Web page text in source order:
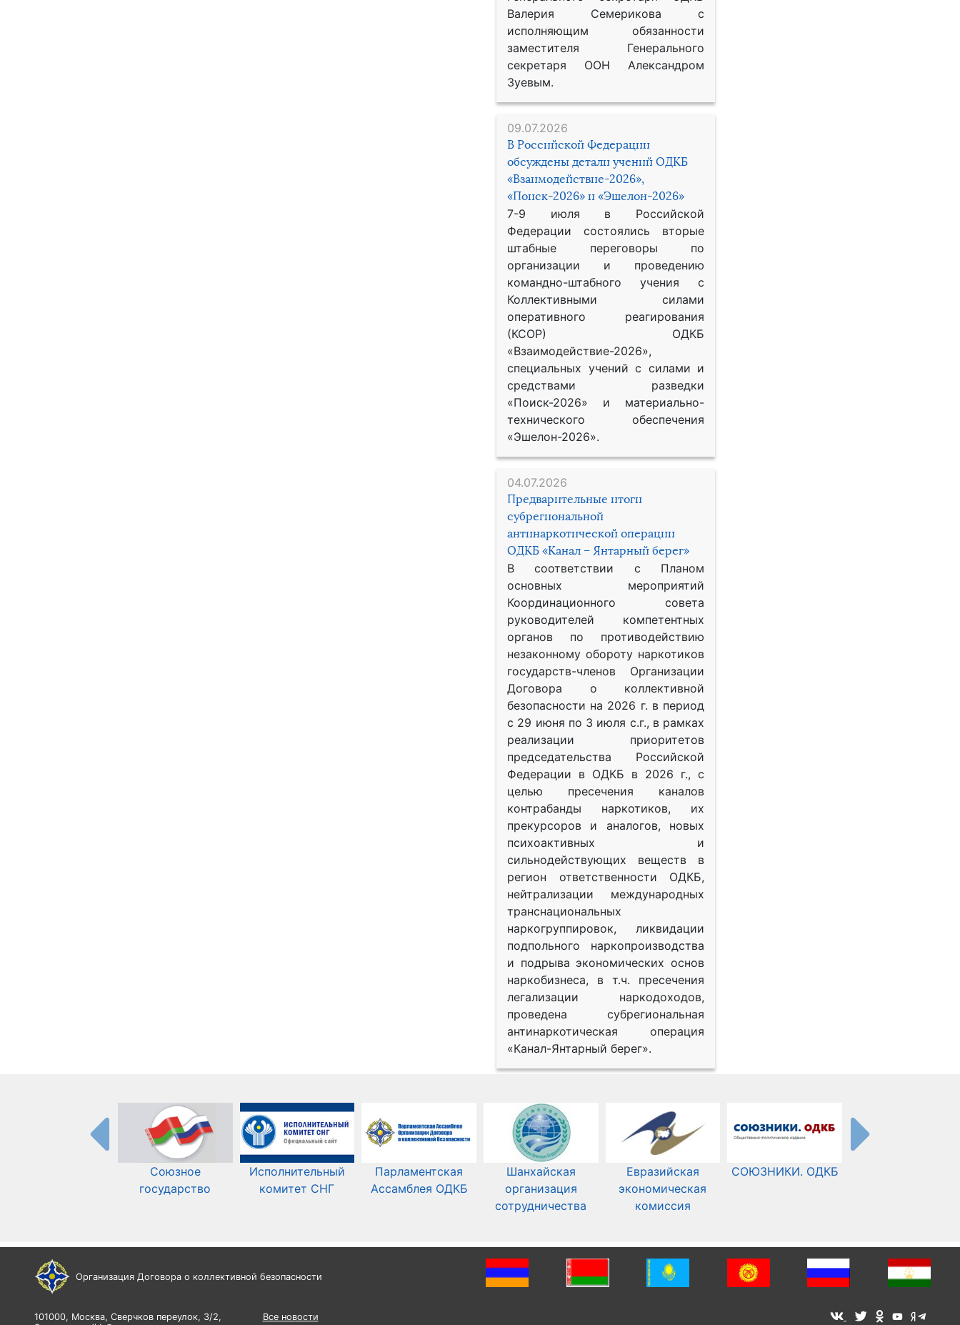
Валерия Семерикова с
исполняющим обязанности
заместителя Генерального
секретаря ООН Александром
Зуевым.
09.07.2026
В Российской Федерации
обсуждены детали учений ОДКБ
«Взаимодействие-2026»,
«Поиск-2026» и «Эшелон-2026»
7-9 июля в Российской
Федерации состоялись вторые
штабные переговоры по
организации и проведению
командно-штабного учения с
Коллективными силами
оперативного реагирования
(КСОР) ОДКБ
«Взаимодействие-2026»,
специальных учений с силами и
средствами разведки
«Поиск-2026» и материально-
технического обеспечения
«Эшелон-2026».
04.07.2026
Предварительные итоги
субрегиональной
антинаркотической операции
ОДКБ «Канал – Янтарный берег»
В соответствии с Планом
основных мероприятий
Координационного совета
руководителей компетентных
органов по противодействию
незаконному обороту наркотиков
государств-членов Организации
Договора о коллективной
безопасности на 2026 г. в период
с 29 июня по 3 июля с.г., в рамках
реализации приоритетов
председательства Российской
Федерации в ОДКБ в 2026 г., с
целью пресечения каналов
контрабанды наркотиков, их
прекурсоров и аналогов, новых
психоактивных и
сильнодействующих веществ в
регион ответственности ОДКБ,
нейтрализации международных
транснациональных
наркогруппировок, ликвидации
подпольного наркопроизводства
и подрыва экономических основ
наркобизнеса, в т.ч. пресечения
легализации наркодоходов,
проведена субрегиональная
антинаркотическая операция
«Канал-Янтарный берег».
Союзное
государство
Исполнительный
комитет СНГ
Парламентская
Ассамблея ОДКБ
Шанхайская
организация
сотрудничества
Евразийская
экономическая
комиссия
СОЮЗНИКИ. ОДКБ
Организация Договора о коллективной безопасности
101000, Москва, Сверчков переулок, 3/2,
Все новости